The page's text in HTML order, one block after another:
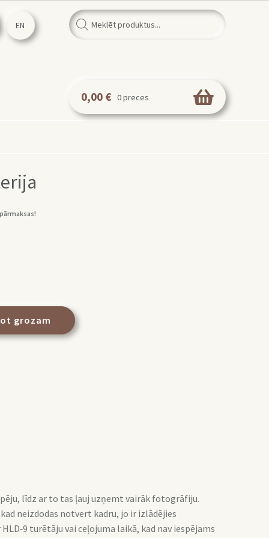
EN
Products
search
0,00 € 0 preces
grozam
līdz ar to tas ļauj uzņemt vairāk fotogrāfiju.
neizdodas notvert kadru, jo ir izlādējies
turētāju vai ceļojuma laikā, kad nav iespējams